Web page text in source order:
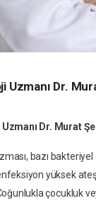
Uzmanı Dr.
Dr. Murat
bazı
yüksek
çocukluk